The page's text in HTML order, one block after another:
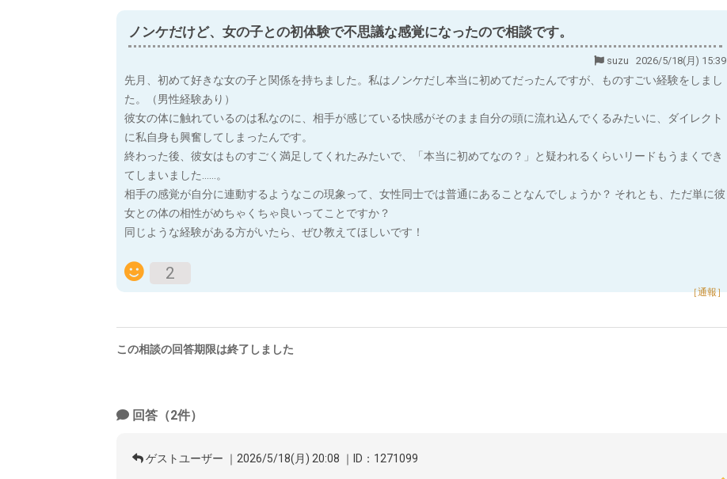
​ノンケだけど、女の子との初体験で不思議な感覚になったので相談です。
suzu 2026/5/18(月) 15:39
先月、初めて好きな女の子と関係を持ちました。私はノンケだし本当に初めてだったんですが、ものすごい経験をしまし
た。（男性経験あり）
​彼女の体に触れているのは私なのに、相手が感じている快感がそのまま自分の頭に流れ込んでくるみたいに、ダイレクト
に私自身も興奮してしまったんです。
​終わった後、彼女はものすごく満足してくれたみたいで、「本当に初めてなの？」と疑われるくらいリードもうまくでき
てしまいました……。
​相手の感覚が自分に連動するようなこの現象って、女性同士では普通にあることなんでしょうか？ それとも、ただ単に彼
女との体の相性がめちゃくちゃ良いってことですか？
​同じような経験がある方がいたら、ぜひ教えてほしいです！
2
［通報］
この相談の回答期限は終了しました
回答（2件）
ゲストユーザー ｜2026/5/18(月) 20:08 ｜ID：1271099